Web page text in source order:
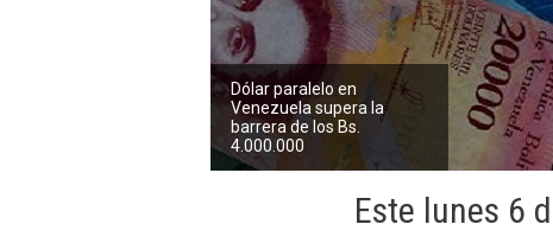
Dólar paralelo en
Venezuela supera la
barrera de los Bs.
4.000.000
Este lunes 6